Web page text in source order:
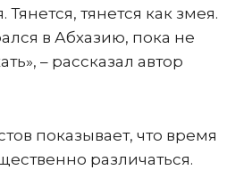
тянется как змея.
в Абхазию, пока не
– рассказал автор
показывает, что время
различаться.